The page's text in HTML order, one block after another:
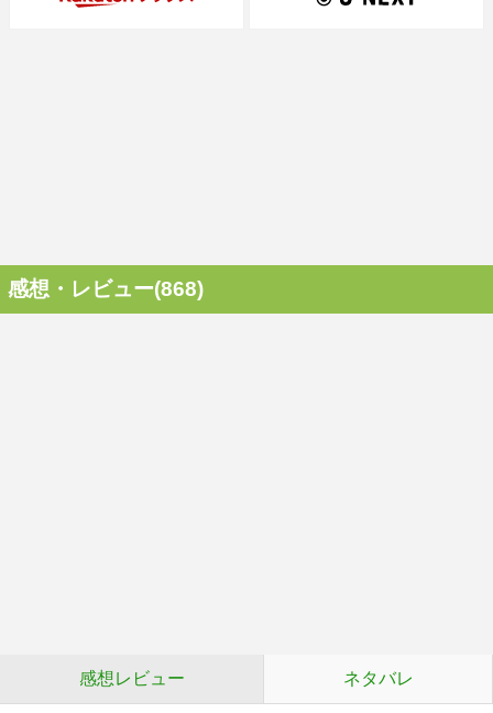
感想・レビュー(868)
感想レビュー ネタバレ